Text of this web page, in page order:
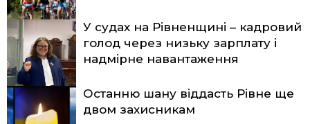
У судах на Рівненщині – кадровий
голод через низьку зарплату і
надмірне навантаження
Останню шану віддасть Рівне ще
двом захисникам